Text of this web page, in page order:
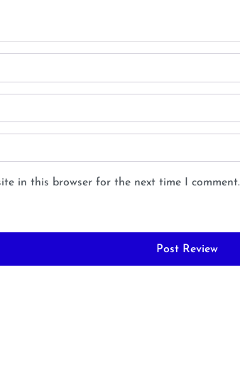
in this browser for the next time I comment.